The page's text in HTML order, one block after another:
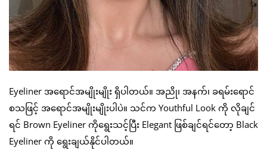
Eyeliner အရောင်အမျိုးမျိုး ရှိပါတယ်။ အညို၊ အနက်၊ ခရမ်းရောင်
စသဖြင့် အရောင်အမျိုးမျိုးပါပဲ။ သင်က Youthful Look ကို လိုချင်
ရင် Brown Eyeliner ကိုရွေးသင့်ပြီး Elegant ဖြစ်ချင်ရင်တော့ Black
Eyeliner ကို ရွေးချယ်နိုင်ပါတယ်။